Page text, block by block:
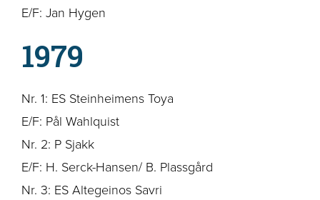
E/F: Jan Hygen
1979
Nr. 1: ES Steinheimens Toya
E/F: Pål Wahlquist
Nr. 2: P Sjakk
E/F: H. Serck-Hansen/ B. Plassgård
Nr. 3: ES Altegeinos Savri